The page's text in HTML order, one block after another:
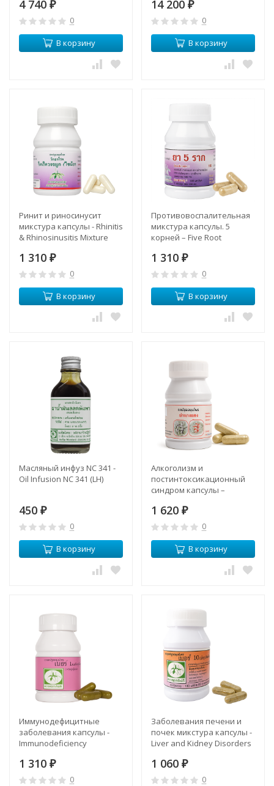
4 740 ₽
0
В корзину
14 200 ₽
0
В корзину
Ринит и риносинусит
микстура капсулы - Rhinitis
& Rhinosinusitis Mixture
1 310 ₽
0
В корзину
Противовоспалительная
микстура капсулы. 5
корней – Five Root
1 310 ₽
0
В корзину
Масляный инфуз NC 341 -
Oil Infusion NC 341 (LH)
450 ₽
0
В корзину
Алкоголизм и
постинтоксикационный
синдром капсулы –
Intoxication Syndrome
Capsules (LH)
1 620 ₽
0
В корзину
Иммунодефицитные
заболевания капсулы -
Immunodeficiency
1 310 ₽
0
Заболевания печени и
почек микстура капсулы -
Liver and Kidney Disorders
1 060 ₽
0